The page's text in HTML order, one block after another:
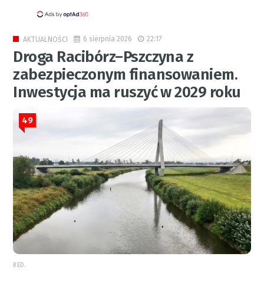
AKTUALNOŚCI 6 sierpnia 2026 22:17
Droga Racibórz–Pszczyna z
zabezpieczonym finansowaniem.
Inwestycja ma ruszyć w 2029 roku
49
RED.